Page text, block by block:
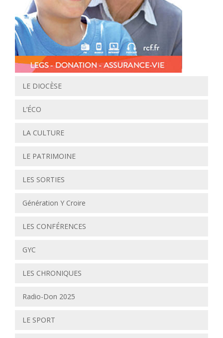
LE DIOCÈSE
L’ÉCO
LA CULTURE
LE PATRIMOINE
LES SORTIES
Génération Y Croire
LES CONFÉRENCES
GYC
LES CHRONIQUES
Radio-Don 2025
LE SPORT